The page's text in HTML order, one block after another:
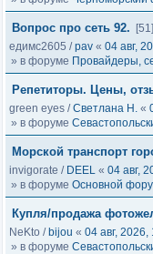
Вопрос про сеть 92.
[51]
едимс2605 /pav « 04 авг,
» в форуме Провайдеры,
Репетиторы. Цены,
green eyes /Светлана Н. «
» в форуме
Морской транспорт
invigorate / DEEL « 04 авг,
» в форуме Основной
Купля/продажа
NeKto / bijou « 04 авг, 2026,
» в форуме